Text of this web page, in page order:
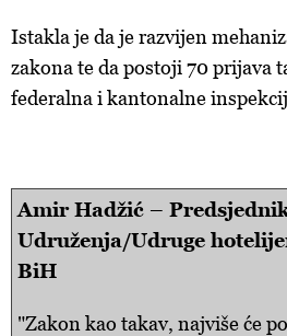
Istakla je da je razvijen
zakona te da postoji 70 prijava
federalna i kantonalne
Amir Hadžić –
Udruženja/Udruge
BiH
"Zakon kao takav, najviše će